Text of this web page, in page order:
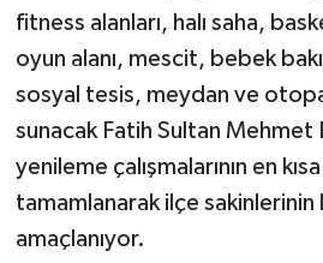
fitness alanları, halı saha,
oyun alanı, mescit, bebek
sosyal tesis, meydan ve
sunacak Fatih Sultan Mehmet
yenileme çalışmalarının en
tamamlanarak ilçe sakinlerinin
amaçlanıyor.